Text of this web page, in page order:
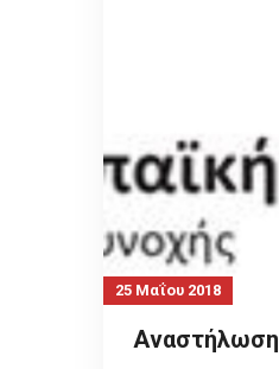
25 Μαΐου 2018
Αναστήλωση